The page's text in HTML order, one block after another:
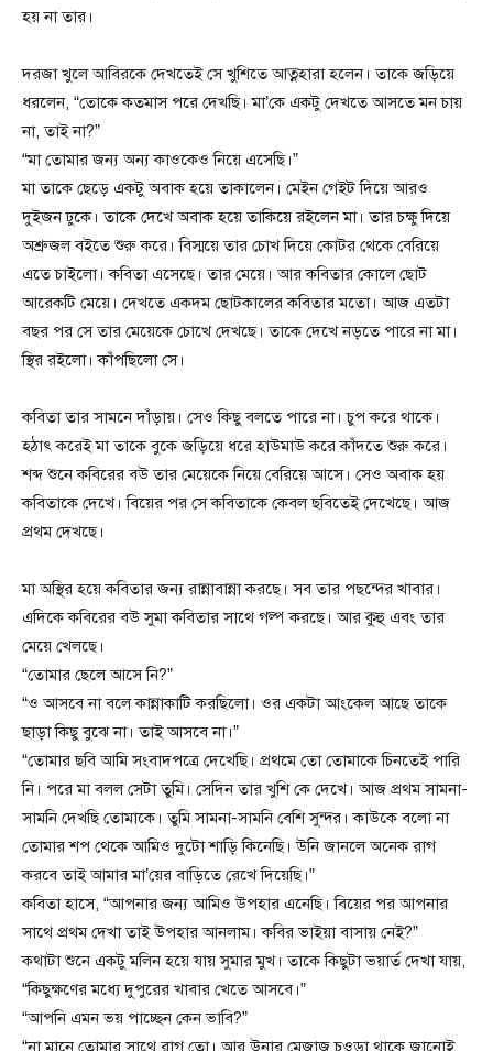
হয় না তার।
দরজা খুলে আবিরকে দেখতেই সে খুশিতে আত্নহারা হলেন। তাকে জড়িয়ে
ধরলেন, “তোকে কতমাস পরে দেখছি। মা’কে একটু দেখতে আসতে মন চায়
না, তাই না?”
“মা তোমার জন্য অন্য কাওকেও নিয়ে এসেছি।”
মা তাকে ছেড়ে একটু অবাক হয়ে তাকালেন। মেইন গেইট দিয়ে আরও
দুইজন ঢুকে। তাকে দেখে অবাক হয়ে তাকিয়ে রইলেন মা। তার চক্ষু দিয়ে
অশ্রুজল বইতে শুরু করে। বিস্ময়ে তার চোখ দিয়ে কোটর থেকে বেরিয়ে
এতে চাইলো। কবিতা এসেছে। তার মেয়ে। আর কবিতার কোলে ছোট
আরেকটি মেয়ে। দেখতে একদম ছোটকালের কবিতার মতো। আজ এতটা
বছর পর সে তার মেয়েকে চোখে দেখছে। তাকে দেখে নড়তে পারে না মা।
স্থির রইলো। কাঁপছিলো সে।
কবিতা তার সামনে দাঁড়ায়। সেও কিছু বলতে পারে না। চুপ করে থাকে।
হঠাৎ করেই মা তাকে বুকে জড়িয়ে ধরে হাউমাউ করে কাঁদতে শুরু করে।
শব্দ শুনে কবিরের বউ তার মেয়েকে নিয়ে বেরিয়ে আসে। সেও অবাক হয়
কবিতাকে দেখে। বিয়ের পর সে কবিতাকে কেবল ছবিতেই দেখেছে। আজ
প্রথম দেখছে।
মা অস্থির হয়ে কবিতার জন্য রান্নাবান্না করছে। সব তার পছন্দের খাবার।
এদিকে কবিরের বউ সুমা কবিতার সাথে গল্প করছে। আর কুহু এবং তার
মেয়ে খেলছে।
“তোমার ছেলে আসে নি?”
“ও আসবে না বলে কান্নাকাটি করছিলো। ওর একটা আংকেল আছে তাকে
ছাড়া কিছু বুঝে না। তাই আসবে না।”
“তোমার ছবি আমি সংবাদপত্রে দেখেছি। প্রথমে তো তোমাকে চিনতেই পারি
নি। পরে মা বলল সেটা তুমি। সেদিন তার খুশি কে দেখে। আজ প্রথম সামনা-
সামনি দেখছি তোমাকে। তুমি সামনা-সামনি বেশি সুন্দর। কাউকে বলো না
তোমার শপ থেকে আমিও দুটো শাড়ি কিনেছি। উনি জানলে অনেক রাগ
করবে তাই আমার মা’য়ের বাড়িতে রেখে দিয়েছি।”
কবিতা হাসে, “আপনার জন্য আমিও উপহার এনেছি। বিয়ের পর আপনার
সাথে প্রথম দেখা তাই উপহার আনলাম। কবির ভাইয়া বাসায় নেই?”
কথাটা শুনে একটু মলিন হয়ে যায় সুমার মুখ। তাকে কিছুটা ভয়ার্ত দেখা যায়,
“কিছুক্ষণের মধ্যে দুপুরের খাবার খেতে আসবে।”
“আপনি এমন ভয় পাচ্ছেন কেন ভাবি?”
“না মানে তোমার সাথে রাগ তো। আর উনার মেজাজ চওড়া থাকে জানোই